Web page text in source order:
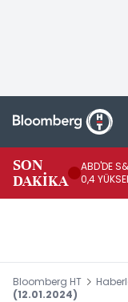
SON
DAKİKA
ABD'DE
0,4
Bloomberg HT
(12.01.2024)